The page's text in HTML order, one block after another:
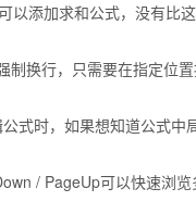
以添加求和公式，没有比
制换行，只需要在指定位
式时，如果想知道公式中
/ PageUp可以快速浏览